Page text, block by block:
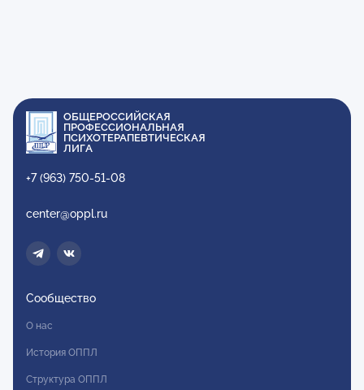
ОБЩЕРОССИЙСКАЯ
ПРОФЕССИОНАЛЬНАЯ
ПСИХОТЕРАПЕВТИЧЕСКАЯ
ЛИГА
+7 (963) 750-51-08
center@oppl.ru
Сообщество
О нас
История ОППЛ
Структура ОППЛ